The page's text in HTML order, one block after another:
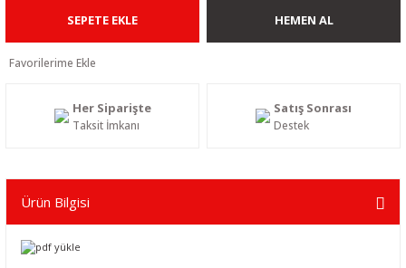
SEPETE EKLE HEMEN AL
Her Siparişte
Taksit İmkanı
Satış Sonrası
Destek
Ürün Bilgisi